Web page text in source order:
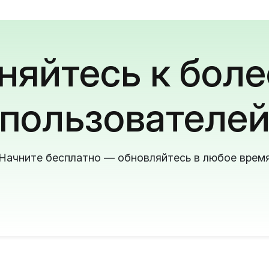
к
бесплатно — обновляйтесь в любое